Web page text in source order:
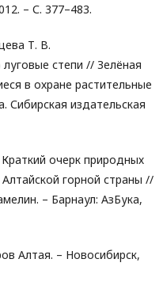
– С. 377–483.
Т. В.
степи // Зелёная
в охране растительные
Сибирская издательская
очерк природных
горной страны //
– Барнаул: АзБука,
Алтая. – Новосибирск,